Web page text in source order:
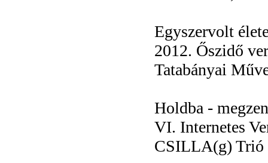
Egyszervolt
2012. Őszidő
Tatabányai
Holdba -
VI. Internetes
CSILLA(g) Trió